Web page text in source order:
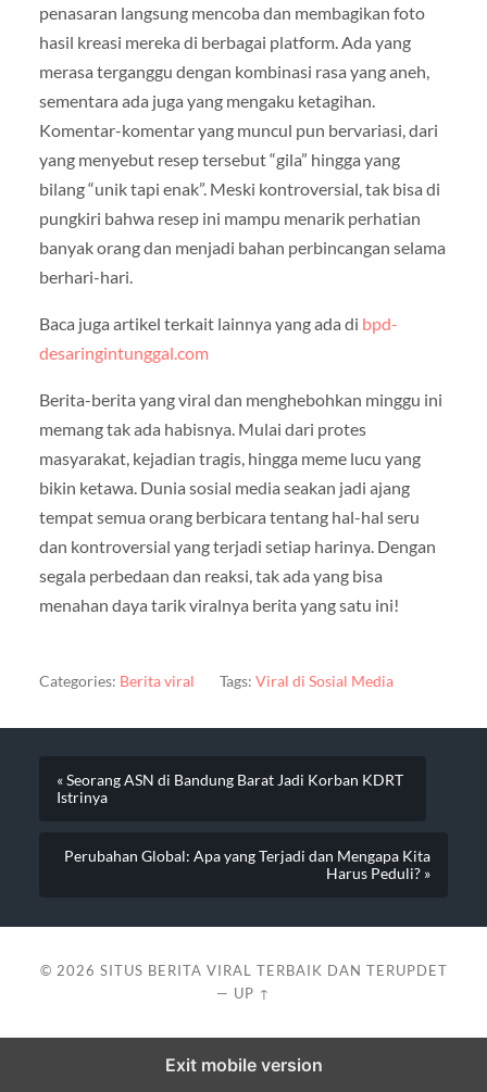
penasaran langsung mencoba dan membagikan foto
hasil kreasi mereka di berbagai platform. Ada yang
merasa terganggu dengan kombinasi rasa yang aneh,
sementara ada juga yang mengaku ketagihan.
Komentar-komentar yang muncul pun bervariasi, dari
yang menyebut resep tersebut “gila” hingga yang
bilang “unik tapi enak”. Meski kontroversial, tak bisa di
pungkiri bahwa resep ini mampu menarik perhatian
banyak orang dan menjadi bahan perbincangan selama
berhari-hari.
Baca juga artikel terkait lainnya yang ada di bpd-
desaringintunggal.com
Berita-berita yang viral dan menghebohkan minggu ini
memang tak ada habisnya. Mulai dari protes
masyarakat, kejadian tragis, hingga meme lucu yang
bikin ketawa. Dunia sosial media seakan jadi ajang
tempat semua orang berbicara tentang hal-hal seru
dan kontroversial yang terjadi setiap harinya. Dengan
segala perbedaan dan reaksi, tak ada yang bisa
menahan daya tarik viralnya berita yang satu ini!
Categories: Berita viral Tags: Viral di Sosial Media
« Seorang ASN di Bandung Barat Jadi Korban KDRT
Istrinya
Perubahan Global: Apa yang Terjadi dan Mengapa Kita
Harus Peduli? »
© 2026 SITUS BERITA VIRAL TERBAIK DAN TERUPDET
— UP ↑
Exit mobile version